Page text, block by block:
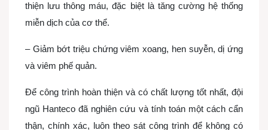
thiện lưu thông máu, đặc biệt là tăng cường hệ thống
miễn dịch của cơ thể.
– Giảm bớt triệu chứng viêm xoang, hen suyễn, dị ứng
và viêm phế quản.
Để công trình hoàn thiện và có chất lượng tốt nhất, đội
ngũ Hanteco đã nghiên cứu và tính toán một cách cẩn
thận, chính xác, luôn theo sát công trình để không có